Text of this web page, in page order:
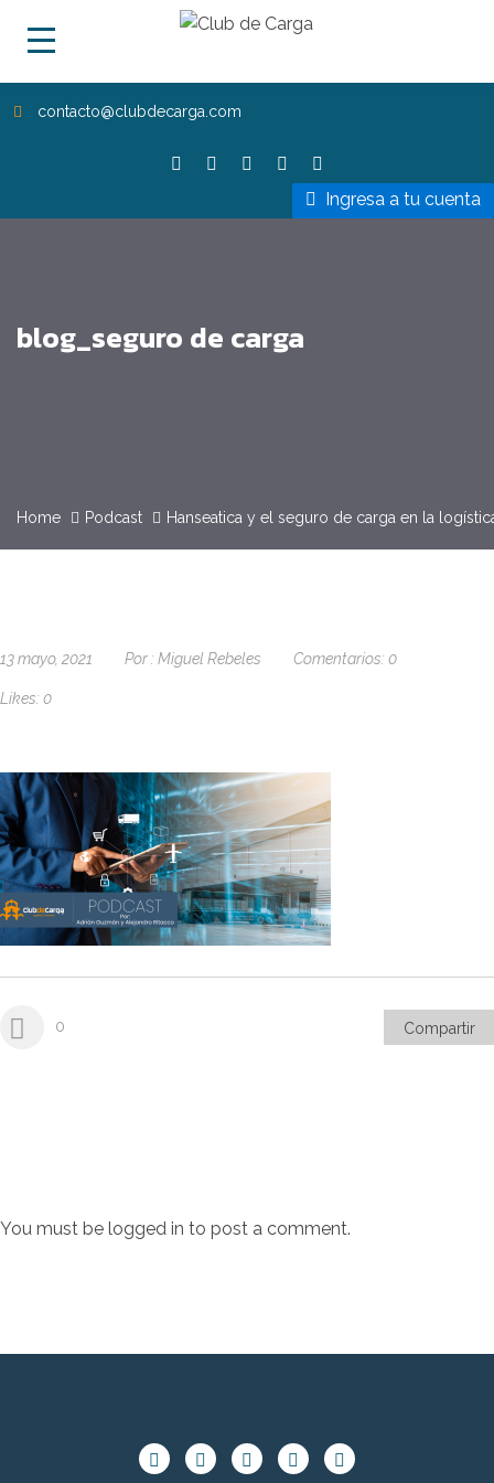
contacto@clubdecarga.com
Ingresa a tu cuenta
blog_seguro de carga
Home Podcast Hanseatica y el seguro de carga en la
13 mayo, 2021 Por : Miguel Rebeles Comentarios: 0
Likes: 0
0 Compartir
You must be logged in to post a comment.